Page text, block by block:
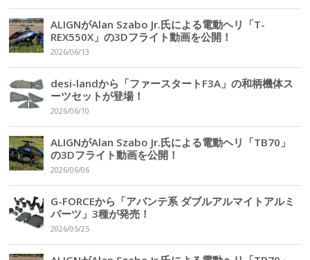
ALIGNがAlan Szabo Jr.氏による電動ヘリ「T-
REX550X」の3Dフライト動画を公開！
2026/06/13
desi-landから「ファースタートF3A」の和柄機体ス
ーツセットが登場！
2026/06/10
ALIGNがAlan Szabo Jr.氏による電動ヘリ「TB70」
の3Dフライト動画を公開！
2026/06/06
G-FORCEから「アバンテ系 ダブルアルマイトアルミ
パーツ」3種が発売！
2026/05/25